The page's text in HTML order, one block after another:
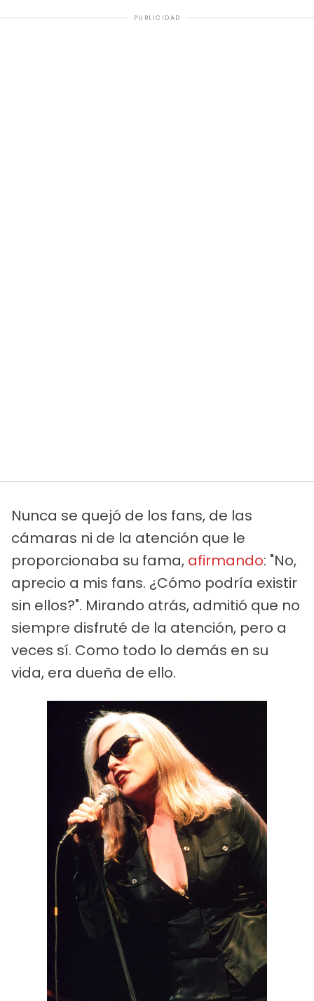
PUBLICIDAD
Nunca se quejó de los fans, de las
cámaras ni de la atención que le
proporcionaba su fama, afirmando: "No,
aprecio a mis fans. ¿Cómo podría existir
sin ellos?". Mirando atrás, admitió que no
siempre disfruté de la atención, pero a
veces sí. Como todo lo demás en su
vida, era dueña de ello.